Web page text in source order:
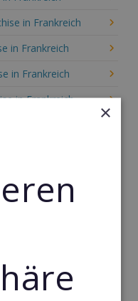
in Frankreich
in Frankreich
in Frankreich
in Frankreich
in Frankreich
Frankreich
×